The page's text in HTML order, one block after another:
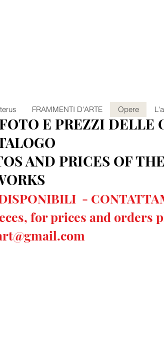
FRAMMENTI D'ARTE Opere
E PREZZI DELLE
AND PRICES OF
-
for prices and orders